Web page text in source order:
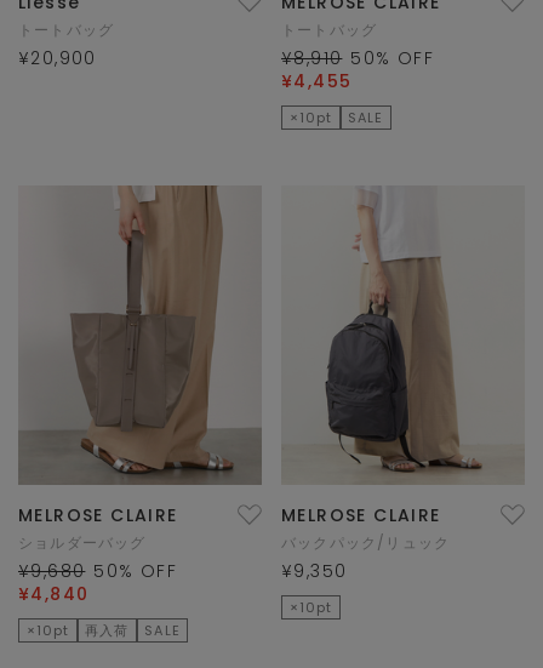
トートバッグ
¥20,900
トートバッグ
¥8,910 50% OFF
¥4,455
×10pt SALE
MELROSE CLAIRE
ショルダーバッグ
¥9,680 50% OFF
¥4,840
×10pt 再入荷 SALE
MELROSE CLAIRE
バックパック/リュック
¥9,350
×10pt